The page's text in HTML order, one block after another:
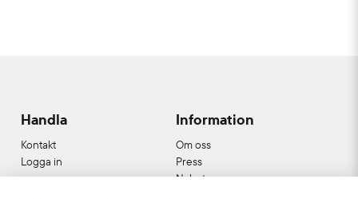
Emiko
för 1 år sedan
Ioana
Handla
Kontakt
Logga in
Information
Om oss
Press
Nyheter